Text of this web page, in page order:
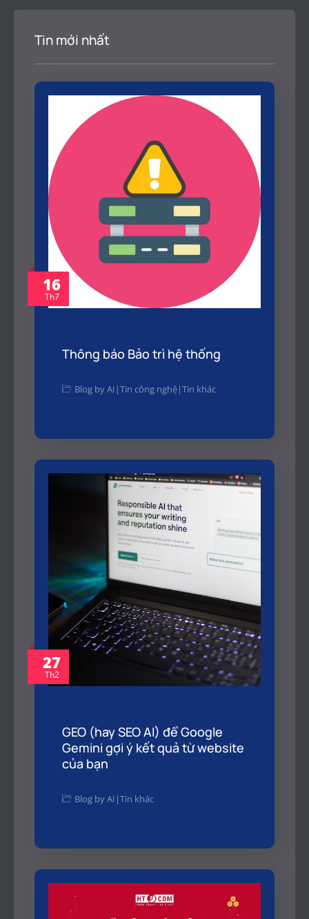
Tin mới nhất
16
Th7
Thông báo Bảo trì hệ thống
Blog by AI |Tin công nghệ|Tin khác
27
Th2
GEO (hay SEO AI) để Google
Gemini gợi ý kết quả từ website
của bạn
Blog by AI |Tin khác